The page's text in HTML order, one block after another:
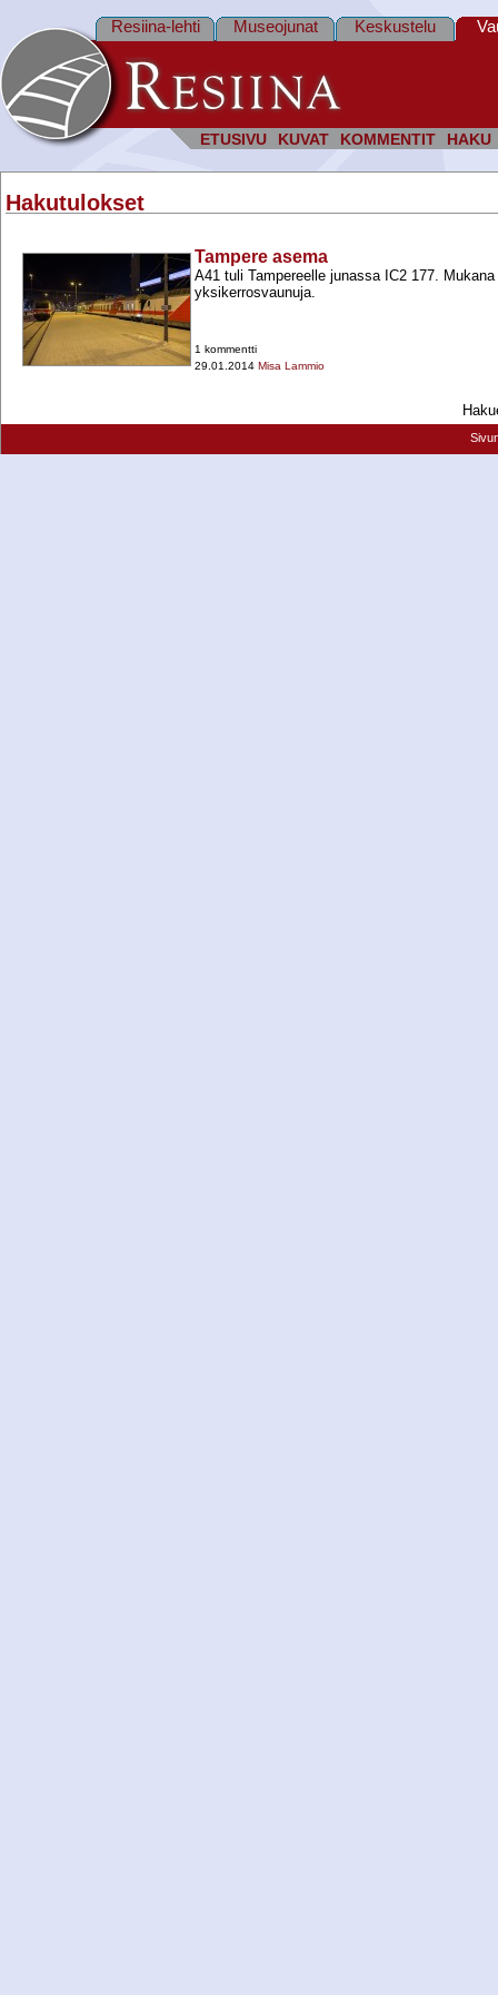
ETUSIVU KUVAT KOMMENTIT HAKU
Resiina-lehti Museojunat Keskustelu
Hakutulokset
Tampere asema
A41 tuli Tampereelle junassa IC2 177.
yksikerrosvaunuja.
1 kommentti
29.01.2014 Misa Lammio